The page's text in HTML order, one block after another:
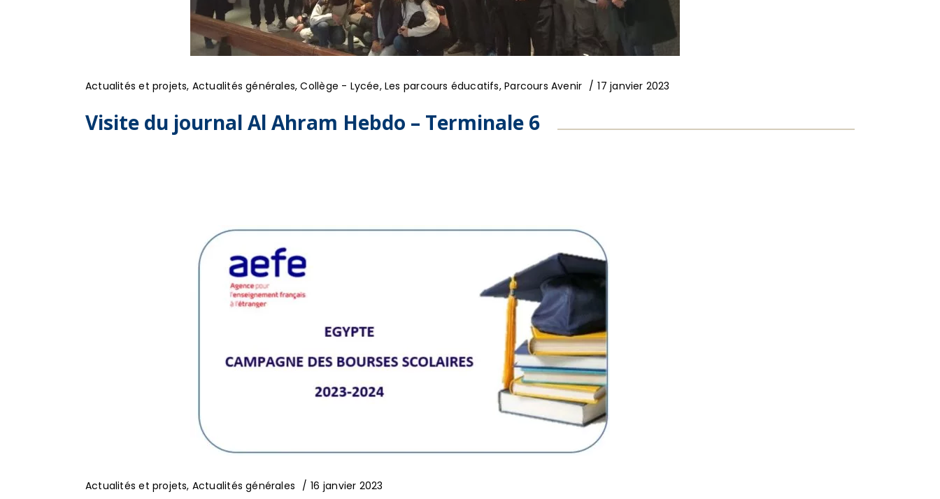
Actualités et projets, Actualités générales,Collège - Lycée,Les parcours éducatifs,Parcours Avenir 17 janvier 2023
Visite du journal Al Ahram Hebdo – Terminale 6
Actualités et projets, Actualités générales 16 janvier 2023